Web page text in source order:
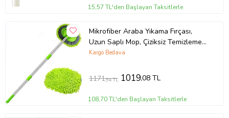
15,57 TL'den Başlayan Taksitlerle
Mikrofiber Araba Yıkama Fırçası,
Uzun Saplı Mop, Çiziksiz Temizleme
Seti, Araç Temizleme Aleti Arab
Kargo Bedava
1171,94 TL 1019,08 TL
108,70 TL'den Başlayan Taksitlerle